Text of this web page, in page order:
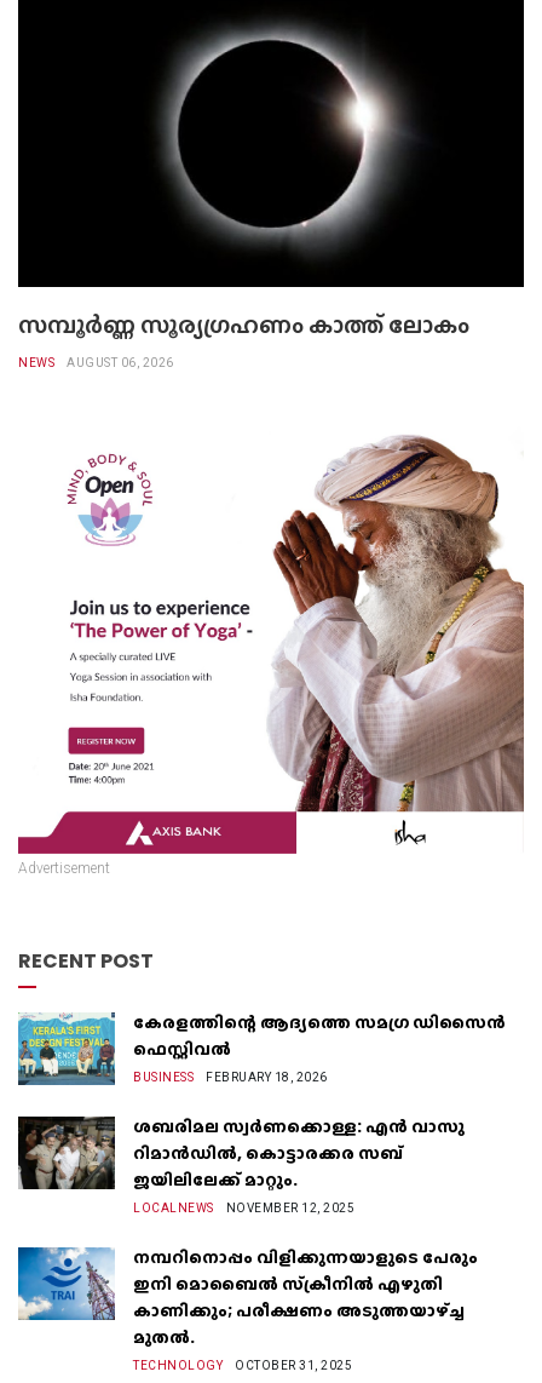
സമ്പൂർണ്ണ സൂര്യഗ്രഹണം കാത്ത് ലോകം
NEWS AUGUST 06, 2026
Advertisement
RECENT POST
കേരളത്തിന്റെ ആദ്യത്തെ സമഗ്ര ഡിസൈൻ
ഫെസ്റ്റിവൽ
BUSINESS FEBRUARY 18, 2026
ശബരിമല സ്വർണക്കൊള്ള: എൻ വാസു
റിമാൻഡിൽ, കൊട്ടാരക്കര സബ്
ജയിലിലേക്ക് മാറ്റും.
LOCALNEWS NOVEMBER 12, 2025
നമ്പറിനൊപ്പം വിളിക്കുന്നയാളുടെ പേരും
ഇനി മൊബൈൽ സ്‌ക്രീനില്‍ എഴുതി
കാണിക്കും; പരീക്ഷണം അടുത്തയാഴ്‌ച്ച
മുതല്‍.
TECHNOLOGY OCTOBER 31, 2025